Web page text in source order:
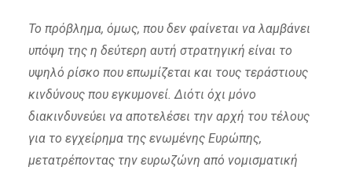
Το πρόβλημα, όμως, που δεν φαίνεται να λαμβάνει
υπόψη της η δεύτερη αυτή στρατηγική είναι το
υψηλό ρίσκο που επωμίζεται και τους τεράστιους
κινδύνους που εγκυμονεί. Διότι όχι μόνο
διακινδυνεύει να αποτελέσει την αρχή του τέλους
για το εγχείρημα της ενωμένης Ευρώπης,
μετατρέποντας την ευρωζώνη από νομισματική